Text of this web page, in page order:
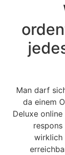
Man darf
da einem
Deluxe
wirklich